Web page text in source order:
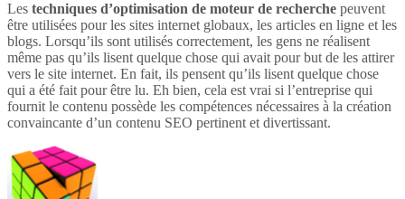
Les techniques d’optimisation de moteur de recherche peuvent
être utilisées pour les sites internet globaux, les articles en ligne et les
blogs. Lorsqu’ils sont utilisés correctement, les gens ne réalisent
même pas qu’ils lisent quelque chose qui avait pour but de les attirer
vers le site internet. En fait, ils pensent qu’ils lisent quelque chose
qui a été fait pour être lu. Eh bien, cela est vrai si l’entreprise qui
fournit le contenu possède les compétences nécessaires à la création
convaincante d’un contenu SEO pertinent et divertissant.